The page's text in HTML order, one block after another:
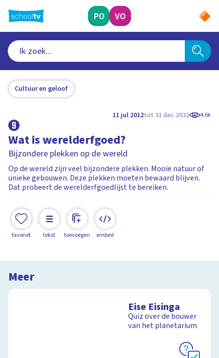
naar
hoofdinhoud
PO VO
Cultuur en geloof
11 jul 2012tot 31 dec 2032 4.6k
Wat is werelderfgoed?
Bijzondere plekken op de wereld
Op de wereld zijn veel bijzondere plekken. Mooie natuur of
unieke gebouwen. Deze plekken moeten bewaard blijven.
Dat probeert de werelderfgoedlijst te bereiken.
favoriet tekst toevoegen embed
Meer
Eise Eisinga
Quiz over de bouwer
van het planetarium